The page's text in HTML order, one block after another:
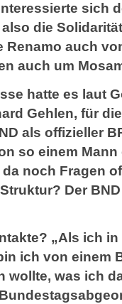
sich
die
Renamo auch
auch um
hatte es laut
Gehlen, für
als offizieller
so einem
noch Fragen
Der
„Als ich
ich von einem
wollte, was ich